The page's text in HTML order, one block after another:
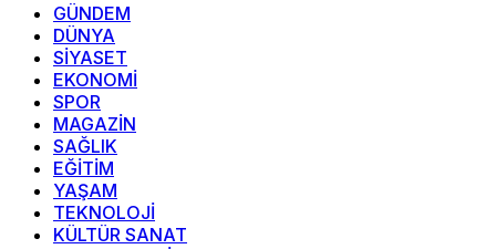
GÜNDEM
DÜNYA
SİYASET
EKONOMİ
SPOR
MAGAZİN
SAĞLIK
EĞİTİM
YAŞAM
TEKNOLOJİ
KÜLTÜR SANAT